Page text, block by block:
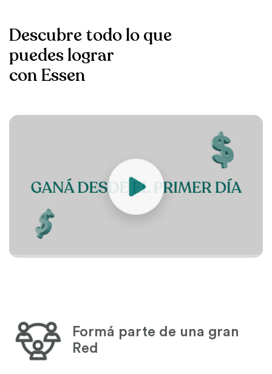
Descubre todo lo que
puedes lograr
con Essen
Formá parte de una gran
Red